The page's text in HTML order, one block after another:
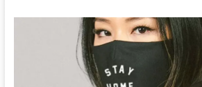
СЕКС-
РАБОТНИКОВ
ЗАБЫЛИ…